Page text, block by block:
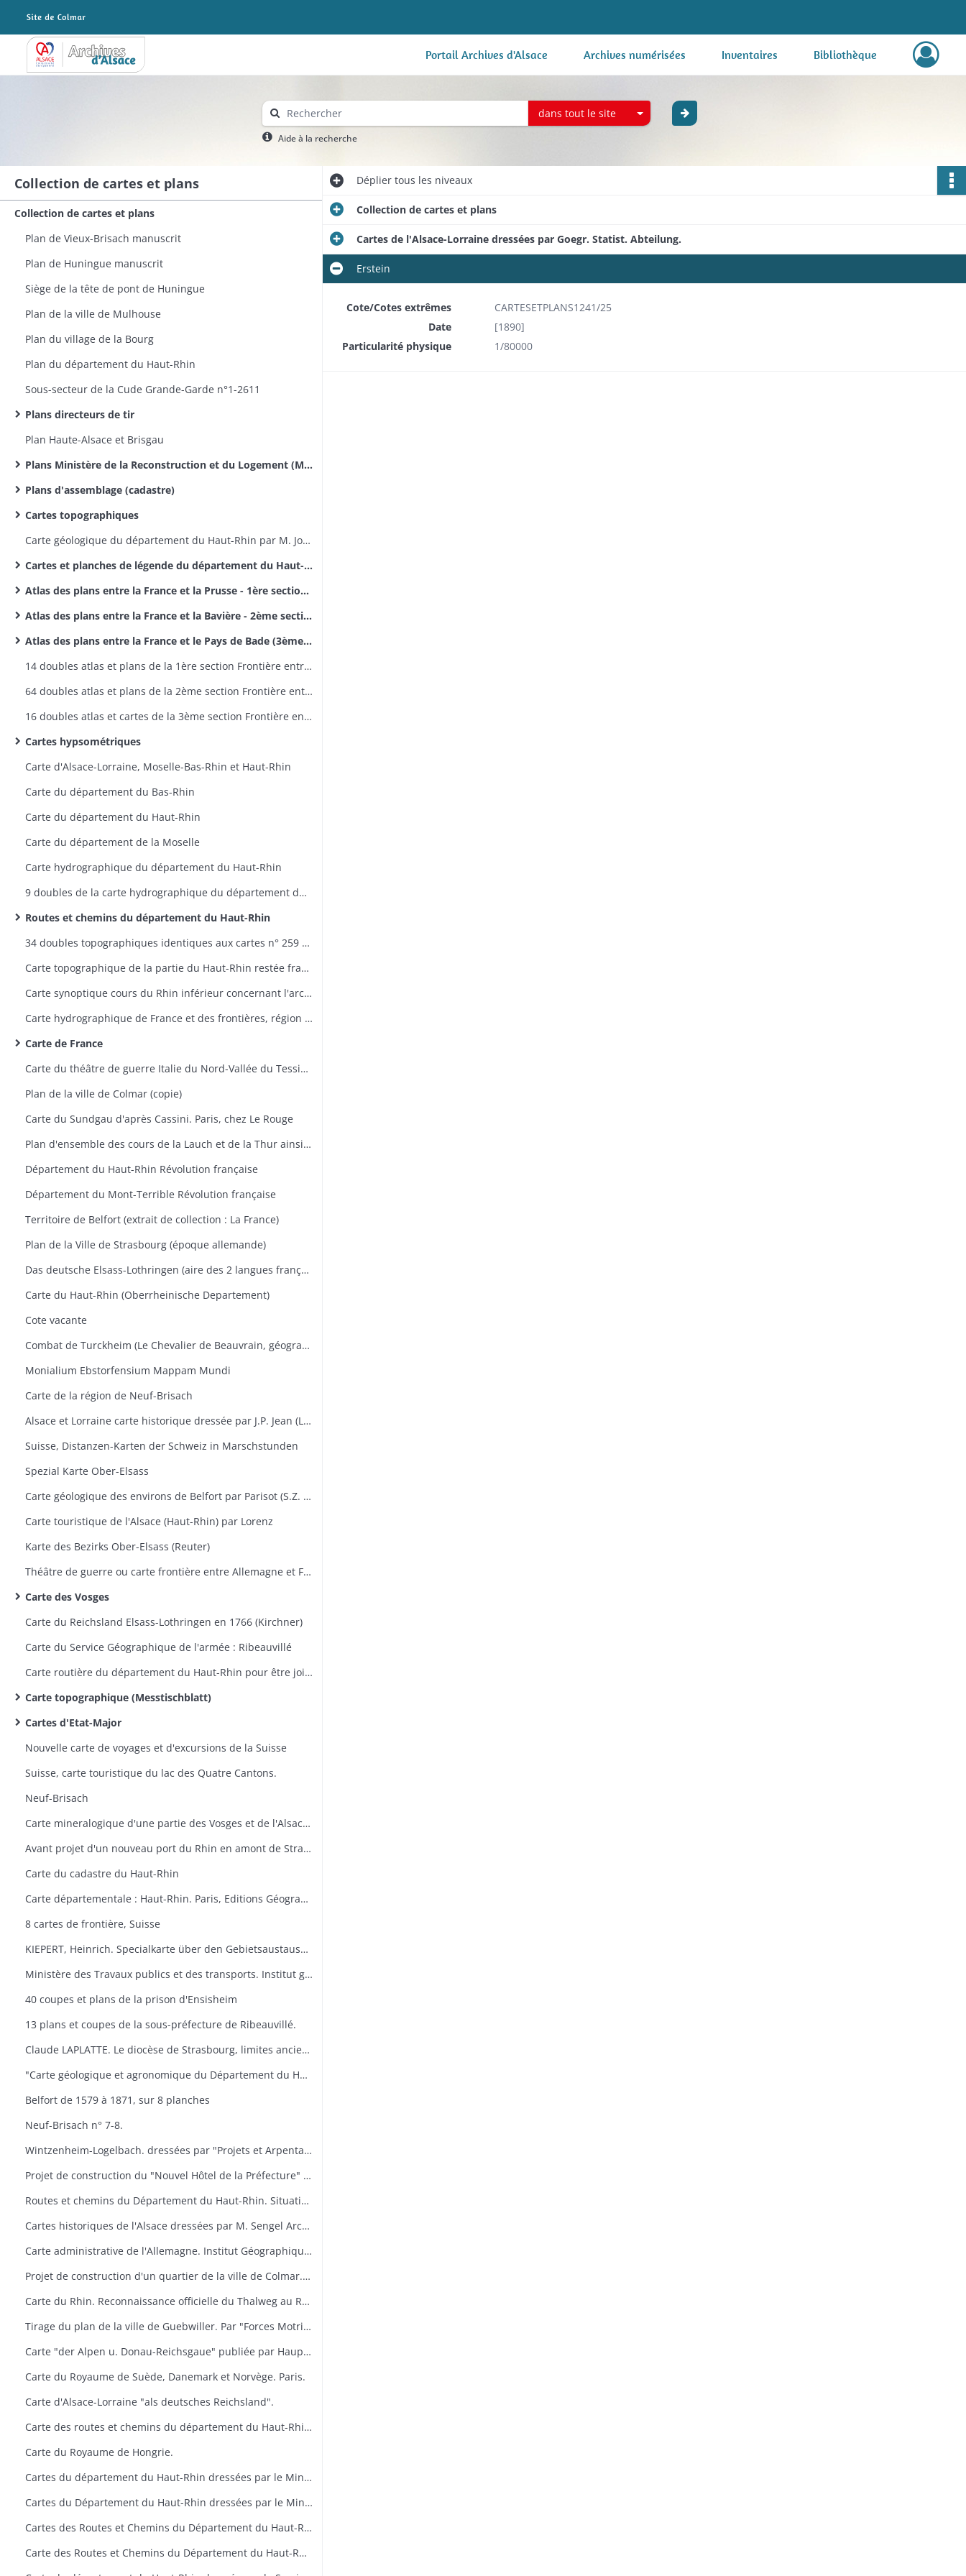
Archives Alsace - Colmar Portail Archives d'Alsace Archives numérisées Inventaires Bibliothèque
dans tout le site
Aide à la recherche
Collection de cartes et plans
Collection de cartes et plans
Plan de Vieux-Brisach manuscrit
Plan de Huningue manuscrit​
Siège de la tête de pont de Huningue
Plan de la ville de Mulhouse
Plan du village de la Bourg
Plan du département du Haut-Rhin
Sous-secteur de la Cude Grande-Garde n°1-2611​
Plans directeurs de tir
Plan Haute-Alsace et Brisgau
Plans Ministère de la Reconstruction et du Logement (MRL)
Plans d'assemblage (cadastre)
Cartes topographiques
Carte géologique du département du Haut-Rhin par M. Jos. Koechlin-Schlumberger
Cartes et planches de légende du département du Haut-Rhin par M. Jos. Koechlin-Schlumberger
Atlas des plans entre la France et la Prusse - 1ère section des délimitations des frontières entre la France et l'Allemagne
Atlas des plans entre la France et la Bavière - 2ème section des délimitations entre la France et l'Allemagne
Atlas des plans entre la France et le Pays de Bade (3ème section des délimitations de frontières entre la France et l'Allemagne
14 doubles atlas et plans de la 1ère section Frontière entre la France et la Prusse - plans 1 à 9
64 doubles atlas et plans de la 2ème section Frontière entre la France et la Bavière - plans 1 à 60
16 doubles atlas et cartes de la 3ème section Frontière entre la France et le Pays de Bade - plans 1 à 12
Cartes hypsométriques
Carte d'Alsace-Lorraine, Moselle-Bas-Rhin et Haut-Rhin
Carte du département du Bas-Rhin
Carte du département du Haut-Rhin
Carte du département de la Moselle
Carte hydrographique du département du Haut-Rhin
9 doubles de la carte hydrographique du département du Haut-Rhin
Routes et chemins du département du Haut-Rhin
34 doubles topographiques identiques aux cartes n° 259 à 298
Carte topographique de la partie du Haut-Rhin restée française avec indication des travaux du siège de Belfort 1870-1871
Carte synoptique cours du Rhin inférieur concernant l'archevêché de Mayence, Trèves et Palatinat Rhénan
Carte hydrographique de France et des frontières, région de Saverne
Carte de France
Carte du théâtre de guerre Italie du Nord-Vallée du Tessin 1859
Plan de la ville de Colmar (copie)
Carte du Sundgau d'après Cassini. Paris, chez Le Rouge
Plan d'ensemble des cours de la Lauch et de la Thur ainsi que leurs dérivations
Département du Haut-Rhin Révolution française
Département du Mont-Terrible Révolution française
Territoire de Belfort (extrait de collection : La France)
Plan de la Ville de Strasbourg (époque allemande)
Das deutsche Elsass-Lothringen (aire des 2 langues française et allemande et aire des noms de famille à consonnance allemande et française)
Carte du Haut-Rhin (Oberrheinische Departement)
Cote vacante
Combat de Turckheim (Le Chevalier de Beauvrain, géographie ordinaire du Roi)
Monialium Ebstorfensium Mappam Mundi
Carte de la région de Neuf-Brisach
Alsace et Lorraine carte historique dressée par J.P. Jean (Lieutenant)
Suisse, Distanzen-Karten der Schweiz in Marschstunden
Spezial Karte Ober-Elsass
Carte géologique des environs de Belfort par Parisot (S.Z. Montbéliard)
Carte touristique de l'Alsace (Haut-Rhin) par Lorenz
Karte des Bezirks Ober-Elsass (Reuter)
Théâtre de guerre ou carte frontière entre Allemagne et France (Vienne et Mayence)
Carte des Vosges
Carte du Reichsland Elsass-Lothringen en 1766 (Kirchner)
Carte du Service Géographique de l'armée : Ribeauvillé
Carte routière du département du Haut-Rhin pour être jointe au projet d'une route à ouvrir entre Saint-Maurice et Sewen
Carte topographique (Messtischblatt)
Cartes d'Etat-Major
Nouvelle carte de voyages et d'excursions de la Suisse
Suisse, carte touristique du lac des Quatre Cantons.
Neuf-Brisach
Carte mineralogique d'une partie des Vosges et de l'Alsace (Thann-Guebwiller, Colmar, Neuf-Brisach)
Avant projet d'un nouveau port du Rhin en amont de Strasbourg
Carte du cadastre du Haut-Rhin
Carte départementale : Haut-Rhin. Paris, Editions Géographiques André Lesot.
8 cartes de frontière, Suisse
KIEPERT, Heinrich. Specialkarte über den Gebietsaustausch an der deutsch-französischen. Grenze nach dem Friedensvertrag von Frankfurt. Berlin, Reuier.
Ministère des Travaux publics et des transports. Institut géographique national. Cartes de Huningue n° 1 et 5.
40 coupes et plans de la prison d'Ensisheim
13 plans et coupes de la sous-préfecture de Ribeauvillé.
Claude LAPLATTE. Le diocèse de Strasbourg, limites anciennes, limites actuelles. Strasbourg
"Carte géologique et agronomique du Département du Haut-Rhin"
Belfort de 1579 à 1871, sur 8 planches
Neuf-Brisach n° 7-8.
Wintzenheim-Logelbach. dressées par "Projets et Arpentages". Albert Klein​
Projet de construction du "Nouvel Hôtel de la Préfecture" à Colmar. dressées par l'architecte du Département.
Routes et chemins du Département du Haut-Rhin. Situation en 1957. Dressées par "Ponts et Chaussées"
Cartes historiques de l'Alsace dressées par M. Sengel Archives Départementales.
Carte administrative de l'Allemagne. Institut Géographique National
Projet de construction d'un quartier de la ville de Colmar. Dressé par l'architecte municipal
Carte du Rhin. Reconnaissance officielle du Thalweg au Rhin (Limite entre Nance et Bade). Service des Travaux du Rhin
Tirage du plan de la ville de Guebwiller. Par "Forces Motrices du haut-Rhin" secteur de Guebwiller
Carte "der Alpen u. Donau-Reichsgaue" publiée par Hauptvermessungsabteilung XIV im Wien.
Carte du Royaume de Suède, Danemark et Norvège. Paris.
Carte d'Alsace-Lorraine "als deutsches Reichsland".
Carte des routes et chemins du département du Haut-Rhin. Ponts et Chaussées. Situation en 1947.
Carte du Royaume de Hongrie.
Cartes du département du Haut-Rhin dressées par le Ministère de la Reconstruction et de l'Urbanisme
Cartes du Département du Haut-Rhin dressées par le Ministère de la Reconstruction et de l'Urbanisme
Cartes des Routes et Chemins du Département du Haut-Rhin. Situation en 1955 et 1957. Ponts et Chaussées
Carte des Routes et Chemins du Département du Haut-Rhin. Situation en 1955 et 1957. Ponts et Chaussées
Dépliertous les niveaux
Collection de cartes et plans
Cartes de l'Alsace-Lorraine dressées par Goegr. Statist. Abteilung.
Erstein
Cote/Cotes extrêmes
CARTESETPLANS1241/25
Date
[1890]
Particularité physique
1/80000